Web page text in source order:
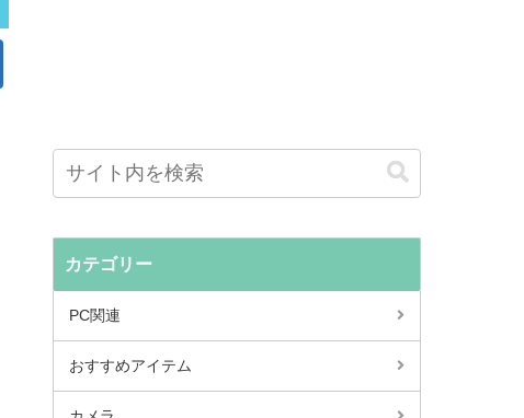
カテゴリー
PC関連
おすすめアイテム